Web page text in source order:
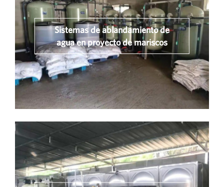
Sistemas de ablandamiento de
agua en proyecto de mariscos